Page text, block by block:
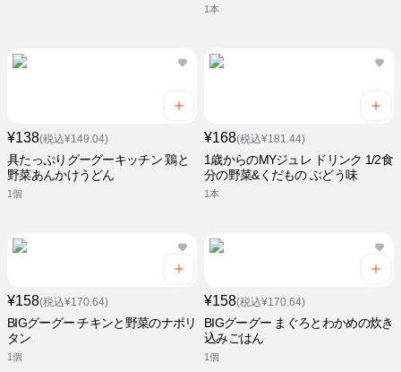
1本
¥138(税込¥149.04)
具たっぷりグーグーキッチン 鶏と
野菜あんかけうどん
1個
¥168(税込¥181.44)
1歳からのMYジュレ ドリンク 1/2食
分の野菜&くだもの ぶどう味
1本
¥158(税込¥170.64)
BIGグーグー チキンと野菜のナポリ
タン
1個
¥158(税込¥170.64)
BIGグーグー まぐろとわかめの炊き
込みごはん
1個